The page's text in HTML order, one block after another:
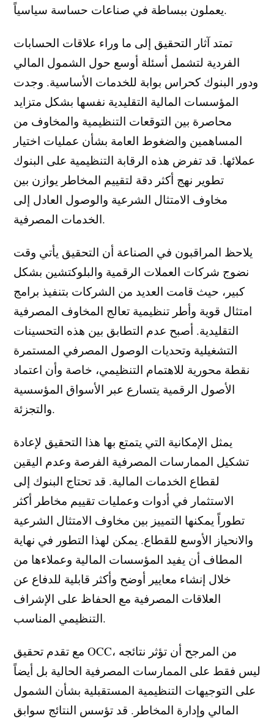
يعملون ببساطة في صناعات حساسة سياسياً.
تمتد آثار التحقيق إلى ما وراء علاقات الحسابات
الفردية لتشمل أسئلة أوسع حول الشمول المالي
ودور البنوك كحراس بوابة للخدمات الأساسية. وجدت
المؤسسات المالية التقليدية نفسها بشكل متزايد
محاصرة بين التوقعات التنظيمية والمخاوف من
المساهمين والضغوط العامة بشأن عمليات اختيار
عملائها. قد تفرض هذه الرقابة التنظيمية على البنوك
تطوير نهج أكثر دقة لتقييم المخاطر يوازن بين
مخاوف الامتثال الشرعية والوصول العادل إلى
الخدمات المصرفية.
يلاحظ المراقبون في الصناعة أن التحقيق يأتي وقت
نضوج شركات العملات الرقمية والبلوكتشين بشكل
كبير، حيث قامت العديد من الشركات بتنفيذ برامج
امتثال قوية وأطر تنظيمية تعالج المخاوف المصرفية
التقليدية. أصبح عدم التطابق بين هذه التحسينات
التشغيلية وتحديات الوصول المصرفي المستمرة
نقطة محورية للاهتمام التنظيمي، خاصة وأن اعتماد
الأصول الرقمية يتسارع عبر الأسواق المؤسسية
والتجزئة.
يمثل الإمكانية التي يتمتع بها هذا التحقيق لإعادة
تشكيل الممارسات المصرفية الفرصة وعدم اليقين
لقطاع الخدمات المالية. قد تحتاج البنوك إلى
الاستثمار في أدوات وعمليات تقييم مخاطر أكثر
تطوراً يمكنها التمييز بين مخاوف الامتثال الشرعية
والانحياز الأوسع للقطاع. يمكن لهذا التطور في نهاية
المطاف أن يفيد المؤسسات المالية وعملاءها من
خلال إنشاء معايير أوضح وأكثر قابلية للدفاع عن
العلاقات المصرفية مع الحفاظ على الإشراف
التنظيمي المناسب.
مع تقدم تحقيق OCC، من المرجح أن تؤثر نتائجه
ليس فقط على الممارسات المصرفية الحالية بل أيضاً
على التوجيهات التنظيمية المستقبلية بشأن الشمول
المالي وإدارة المخاطر. قد تؤسس النتائج سوابق